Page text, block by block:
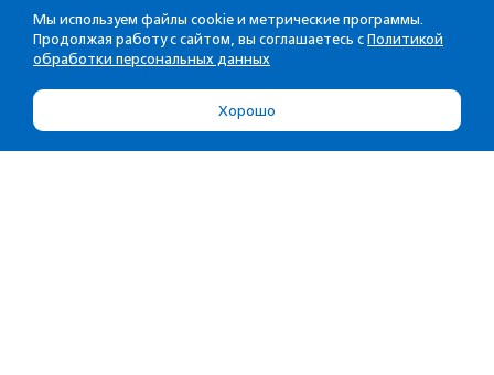
Мы используем файлы cookie и метрические программы.
Продолжая работу с сайтом, вы соглашаетесь с Политикой
обработки персональных данных
Хорошо